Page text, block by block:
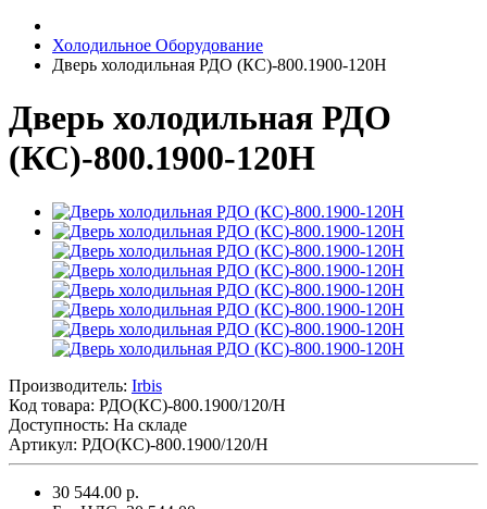
Холодильное Оборудование
Дверь холодильная РДО (КС)-800.1900-120Н
Дверь холодильная РДО
(КС)-800.1900-120Н
Производитель: Irbis
Код товара: РДО(КС)-800.1900/120/Н
Доступность: На складе
Артикул: РДО(КС)-800.1900/120/Н
30 544.00 р.